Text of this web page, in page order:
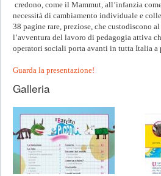
credono, come il Mammut, all’infanzia
necessità di cambiamento individuale e
38 pagine rare, preziose, che custodiscono
l’avventura del lavoro di pedagogia attiva
operatori sociali porta avanti in tutta Italia a
Guarda la presentazione!
Galleria